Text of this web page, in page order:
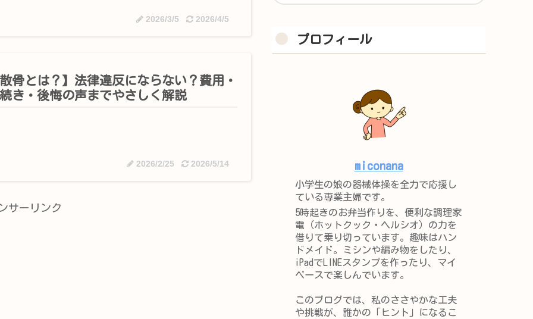
2026/3/5 2026/4/5
骨とは？】法律違反にならない？費用・
き・後悔の声までやさしく解説
2026/2/25 2026/5/14
サーリンク
プロフィール
miconana
小学生の娘の器械体操を全力で応援し
ている専業主婦です。
5時起きのお弁当作りを、便利な調理家
電（ホットクック・ヘルシオ）の力を
借りて乗り切っています。趣味はハン
ドメイド。ミシンや編み物をしたり、
iPadでLINEスタンプを作ったり、マイ
ペースで楽しんでいます。
このブログでは、私のささやかな工夫
や挑戦が、誰かの「ヒント」になるこ